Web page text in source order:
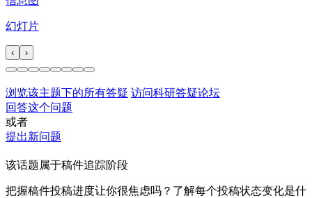
幻灯片
‹ ›
浏览该主题下的所有答疑 访问科研答疑论坛
回答这个问题
或者
提出新问题
该话题属于稿件追踪阶段
把握稿件投稿进度让你很焦虑吗？了解每个投稿状态变化是什